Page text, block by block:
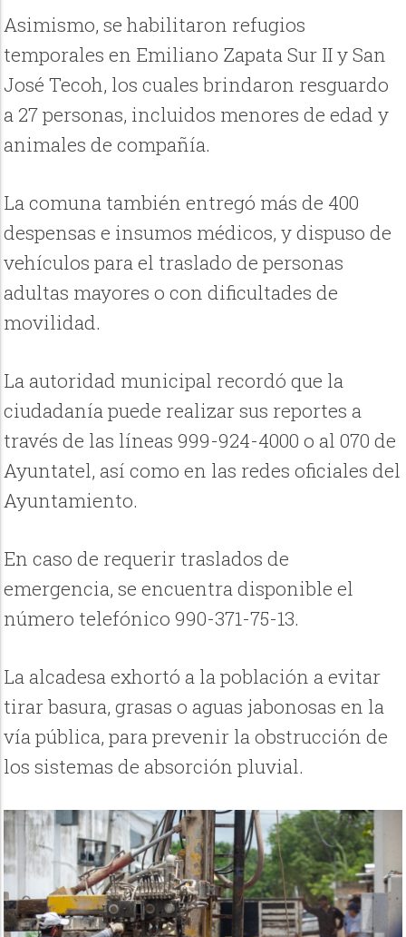
Asimismo, se habilitaron refugios
temporales en Emiliano Zapata Sur II y San
José Tecoh, los cuales brindaron resguardo
a 27 personas, incluidos menores de edad y
animales de compañía.
La comuna también entregó más de 400
despensas e insumos médicos, y dispuso de
vehículos para el traslado de personas
adultas mayores o con dificultades de
movilidad.
La autoridad municipal recordó que la
ciudadanía puede realizar sus reportes a
través de las líneas 999-924-4000 o al 070 de
Ayuntatel, así como en las redes oficiales del
Ayuntamiento.
En caso de requerir traslados de
emergencia, se encuentra disponible el
número telefónico 990-371-75-13.
La alcadesa exhortó a la población a evitar
tirar basura, grasas o aguas jabonosas en la
vía pública, para prevenir la obstrucción de
los sistemas de absorción pluvial.